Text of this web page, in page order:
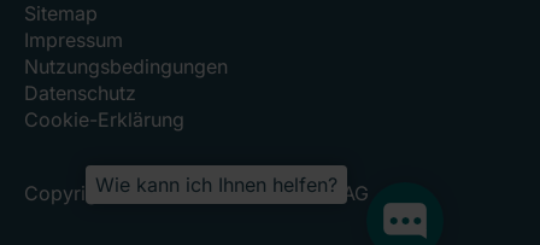
Sitemap
Impressum
Nutzungsbedingungen
Datenschutz
Cookie-Erklärung
Copyright 2026, RHÖN-KLINIKUM AG
Wie kann ich Ihnen helfen?